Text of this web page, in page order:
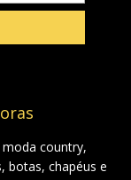
country,
botas, chapéus e